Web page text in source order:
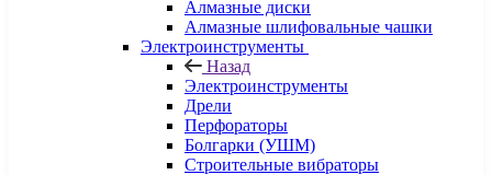
Алмазные диски
Алмазные шлифовальные чашки
Электроинструменты
Назад
Электроинструменты
Дрели
Перфораторы
Болгарки (УШМ)
Строительные вибраторы